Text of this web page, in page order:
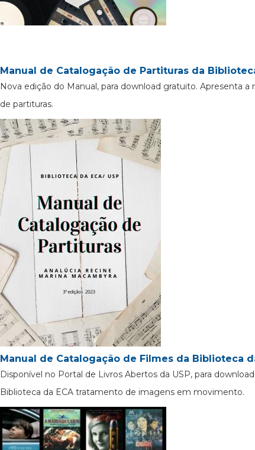
Manual de Catalogação de Partituras da
Nova edição do Manual, para download gratuito. Apresenta
de partituras.
Manual de Catalogação de Filmes da Biblioteca
Disponível no Portal de Livros Abertos da USP, para
Biblioteca da ECA tratamento de imagens em movimento.